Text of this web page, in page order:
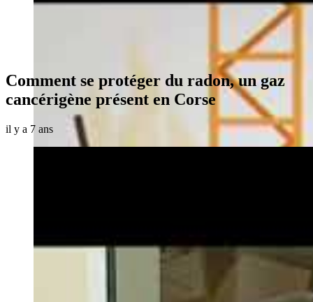
Comment se protéger du radon, un gaz
cancérigène présent en Corse
il y a 7 ans